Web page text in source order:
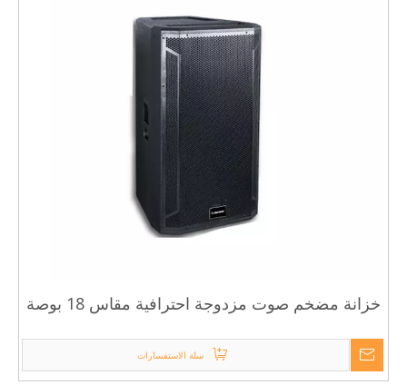
خزانة مضخم صوت مزدوجة احترافية مقاس 18 بوصة
سلة الاستفسارات